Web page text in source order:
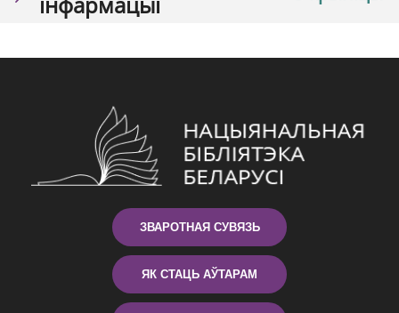
ЗВАРОТНАЯ СУВЯЗЬ
ЯК СТАЦЬ АЎТАРАМ